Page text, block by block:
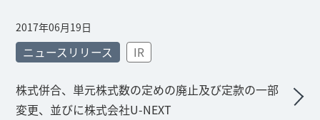
2017年06月19日
ニュースリリース IR
株式併合、単元株式数の定めの廃止及び定款の一部
変更、並びに株式会社U-NEXT